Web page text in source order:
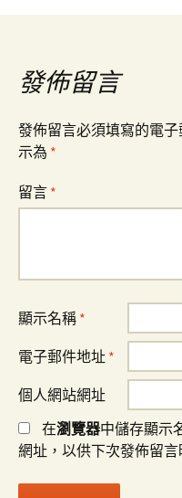
導
覽發佈留言
發佈留言必須填寫的電子
示為 *
留言 *
顯示名稱 *
電子郵件地址 *
個人網站網址
在瀏覽器中儲存顯示
網址，以供下次發佈留言